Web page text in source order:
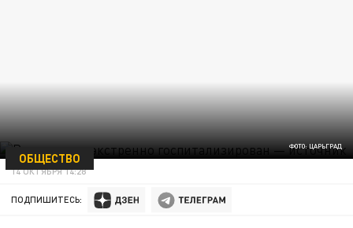
ФОТО: ЦАРЬГРАД
ОБЩЕСТВО
14 ОКТЯБРЯ 14:28
ПОДПИШИТЕСЬ: